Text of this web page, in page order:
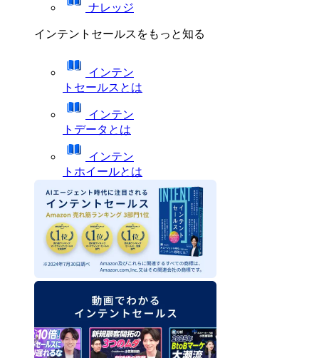
ナレッジ
インテントセールスをもっと知る
インテン
トセールスとは
インテン
トデータとは
インテン
トホイールとは